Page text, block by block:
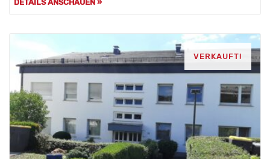
DETAILS ANSCHAUEN »
VERKAUFT!